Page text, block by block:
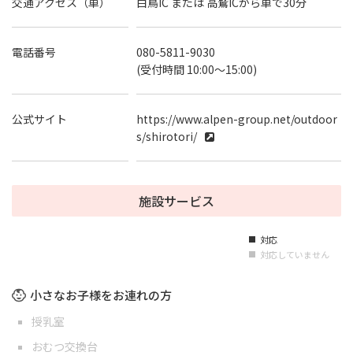
電話番号
080-5811-9030
(受付時間 10:00～15:00)
公式サイト
https://www.alpen-group.net/outdoor
s/shirotori/
施設サービス
■ 対応
■ 対応していません
小さなお子様をお連れの方
授乳室
おむつ交換台